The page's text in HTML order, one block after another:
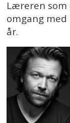
Læreren som
omgang
år.